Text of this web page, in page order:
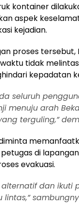
kontainer
aspek
kejadian.
proses
tidak
kepadatan
seluruh
menuju arah
terguling,”
di
evakuasi.
alternatif dan